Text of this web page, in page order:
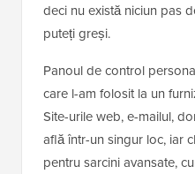
deci nu există niciun pas
puteți greși.
Panoul de control
care l-am folosit la un
Site-urile web, e-mailul,
află într-un singur loc, iar
pentru sarcini avansate,